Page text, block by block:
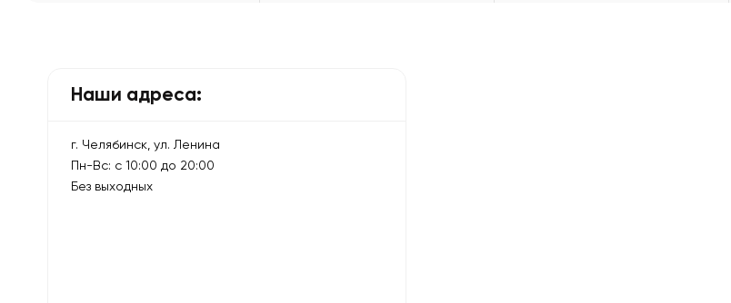
Наши адреса:
г. Челябинск, ул. Ленина
Пн-Вс: с 10:00 до 20:00
Без выходных